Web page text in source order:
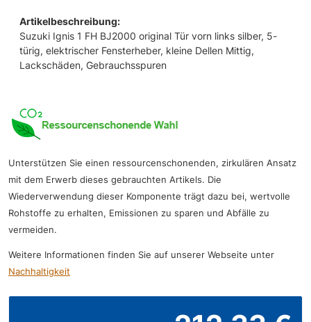
Artikelbeschreibung:
Suzuki Ignis 1 FH BJ2000 original Tür vorn links silber, 5-
türig, elektrischer Fensterheber, kleine Dellen Mittig,
Lackschäden, Gebrauchsspuren
Unterstützen Sie einen ressourcenschonenden, zirkulären Ansatz
mit dem Erwerb dieses gebrauchten Artikels. Die
Wiederverwendung dieser Komponente trägt dazu bei, wertvolle
Rohstoffe zu erhalten, Emissionen zu sparen und Abfälle zu
vermeiden.
Weitere Informationen finden Sie auf unserer Webseite unter
Nachhaltigkeit